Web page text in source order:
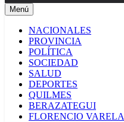
Menú
NACIONALES
PROVINCIA
POLÍTICA
SOCIEDAD
SALUD
DEPORTES
QUILMES
BERAZATEGUI
FLORENCIO VARELA